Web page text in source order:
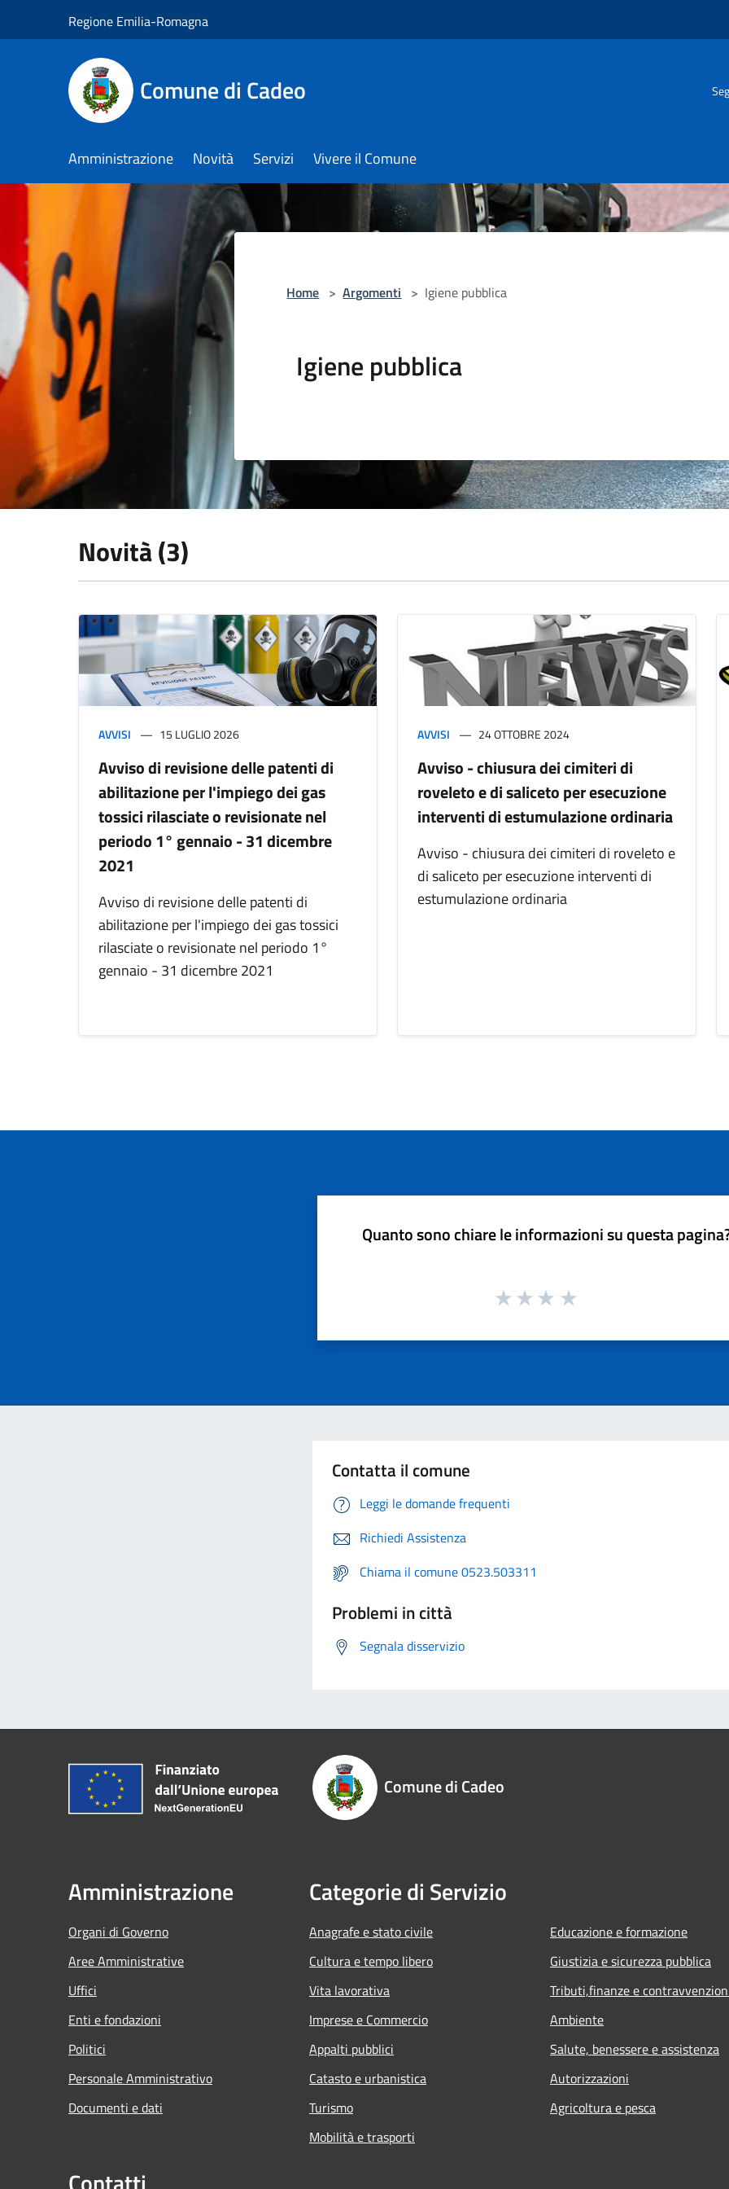
Regione Emilia-Romagna
Comune di Cadeo
Amministrazione Novità Servizi Vivere il Comune
Home > Argomenti > Igiene pubblica
Igiene pubblica
Novità (3)
AVVISI 15 LUGLIO 2026
Avviso di revisione delle patenti di
abilitazione per l'impiego dei gas
tossici rilasciate o revisionate nel
periodo 1° gennaio - 31 dicembre
2021
Avviso di revisione delle patenti di
abilitazione per l'impiego dei gas tossici
rilasciate o revisionate nel periodo 1°
gennaio - 31 dicembre 2021
AVVISI 24 OTTOBRE 2024
Avviso - chiusura dei cimiteri di
roveleto e di saliceto per esecuzione
interventi di estumulazione ordinaria
Avviso - chiusura dei cimiteri di roveleto e
di saliceto per esecuzione interventi di
estumulazione ordinaria
Quanto sono chiare le informazioni su questa
Contatta il comune
Leggi le domande frequenti
Richiedi Assistenza
Chiama il comune 0523.503311
Problemi in città
Segnala disservizio
Comune di Cadeo
Amministrazione
Organi di Governo
Aree Amministrative
Uffici
Enti e fondazioni
Politici
Personale Amministrativo
Documenti e dati
Categorie di Servizio
Anagrafe e stato civile
Cultura e tempo libero
Vita lavorativa
Imprese e Commercio
Appalti pubblici
Catasto e urbanistica
Turismo
Mobilità e trasporti
Educazione e formazione
Giustizia e sicurezza pubblica
Tributi,finanze e
Ambiente
Salute, benessere e assistenza
Autorizzazioni
Agricoltura e pesca